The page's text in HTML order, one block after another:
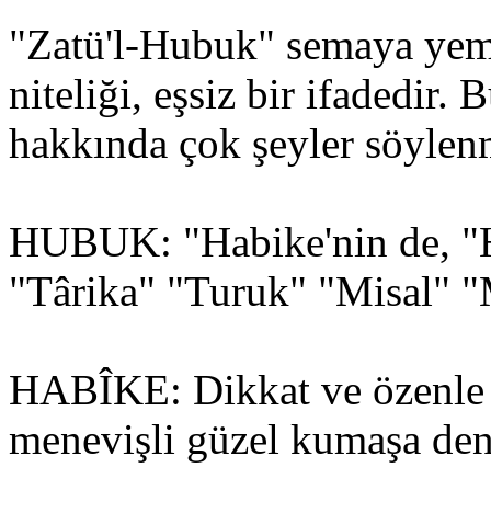
"Zatü'l-Hubuk" semaya
niteliği, eşsiz bir ifadedir.
hakkında çok şeyler
HUBUK: "Habike'nin de,
"Târika" "Turuk" "Misal"
HABÎKE: Dikkat ve özenle
menevişli güzel kumaşa